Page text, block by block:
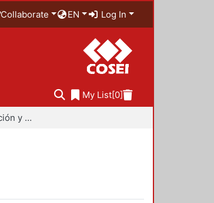
Collaborate EN Log In
My List[0]
Maestría en Planeación y Políticas Metropolitanas